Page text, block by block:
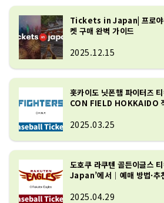
Tickets in Japan| 프로야
켓 구매 완벽 가이드
2025.12.15
홋카이도 닛폰햄 파이터즈
CON FIELD HOKKAIDO
2025.03.25
도호쿠 라쿠텐 골든이글스
Japan’에서｜예매 방법·추
2025.04.29